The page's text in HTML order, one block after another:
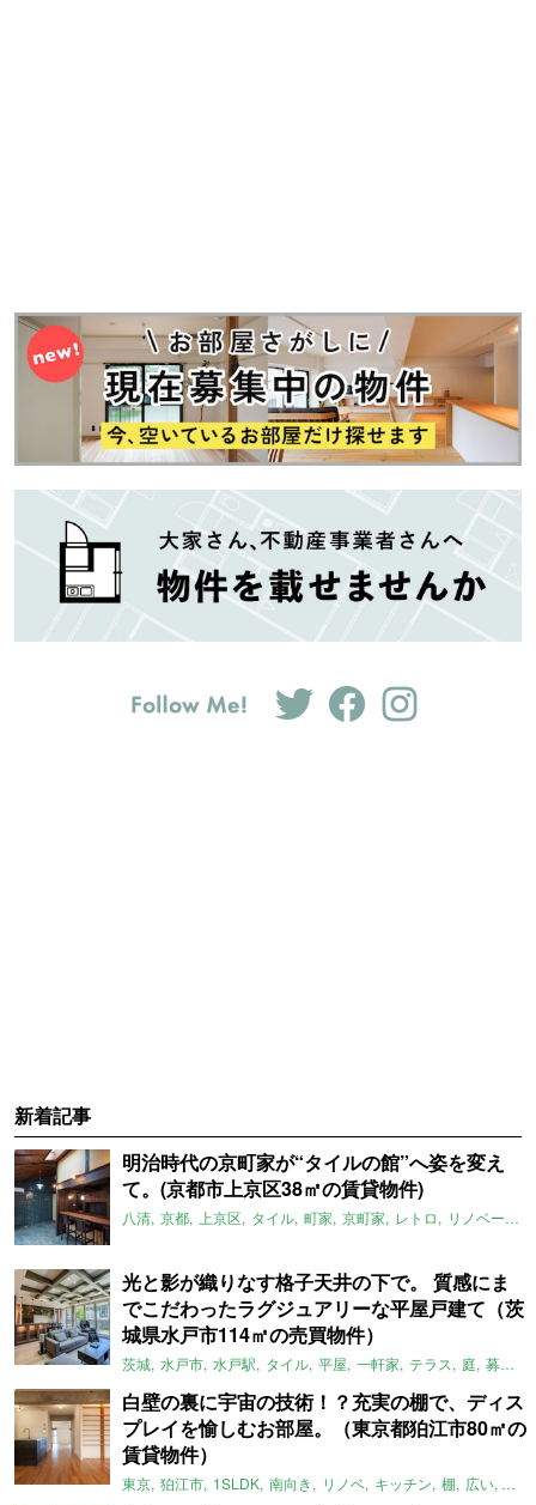
新着記事
明治時代の京町家が“タイルの館”へ姿を変え
て。(京都市上京区38㎡の賃貸物件)
八清 京都 上京区 タイル 町家 京町家 レトロ リノベーション
光と影が織りなす格子天井の下で。 質感にま
でこだわったラグジュアリーな平屋戸建て（茨
城県水戸市114㎡の売買物件）
茨城 水戸市 水戸駅 タイル 平屋 一軒家 テラス 庭 募集中
白壁の裏に宇宙の技術！？充実の棚で、ディス
プレイを愉しむお部屋。（東京都狛江市80㎡の
賃貸物件）
東京 狛江市 1SLDK 南向き リノベ キッチン 棚 広い ガイ